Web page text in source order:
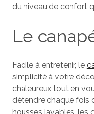
du niveau de confort
Le
Facile à entretenir, le
simplicité à votre
chaleureux tout en
détendre chaque fois
housses lavables, les